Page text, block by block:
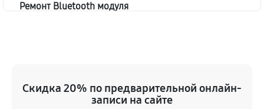
Ремонт Bluetooth модуля
Замена шлейфа аудиосистемы LG CM8360
Скидка 20% по предварительной онлайн-
записи на сайте